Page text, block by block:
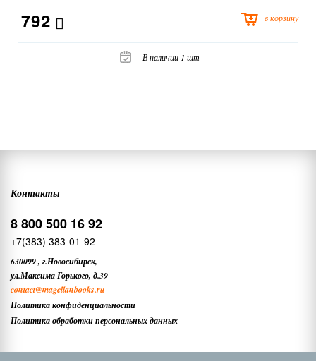
792 в корзину
В наличии 1 шт
Контакты
8 800 500 16 92
+7(383) 383-01-92
630099, г.Новосибирск,
ул.Максима Горького, д.39
contact@magellanbooks.ru
Политика конфиденциальности
Политика обработки персональных данных